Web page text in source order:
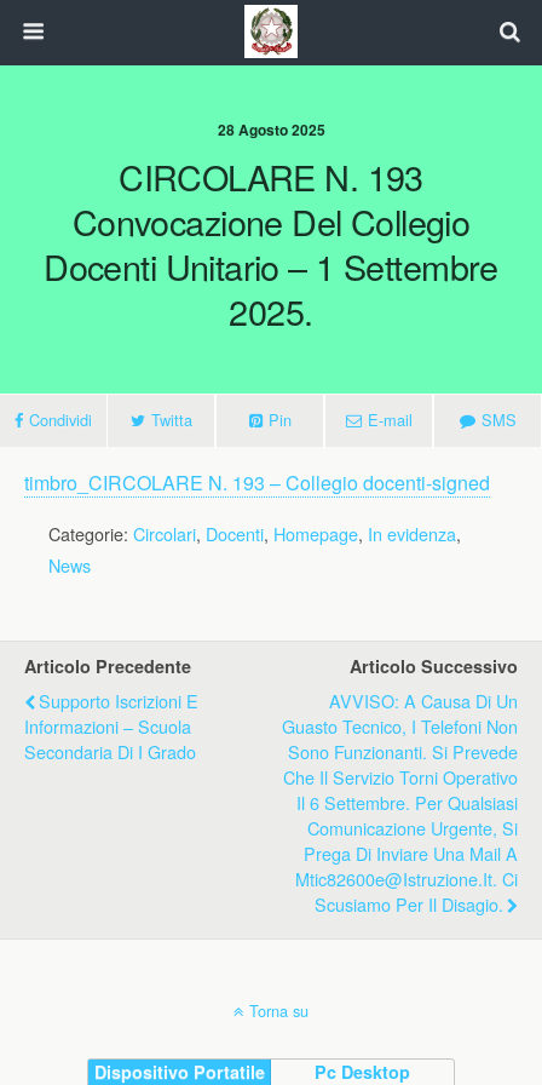
28 Agosto 2025
CIRCOLARE N. 193
Convocazione Del Collegio
Docenti Unitario – 1 Settembre
2025.
Condividi Twitta Pin E-mail SMS
timbro_CIRCOLARE N. 193 – Collegio docenti-signed
Categorie: Circolari, Docenti, Homepage, In evidenza,
News
Articolo Precedente
Supporto Iscrizioni E
Informazioni – Scuola
Secondaria Di I Grado
Articolo Successivo
AVVISO: A Causa Di Un
Guasto Tecnico, I Telefoni Non
Sono Funzionanti. Si Prevede
Che Il Servizio Torni Operativo
Il 6 Settembre. Per Qualsiasi
Comunicazione Urgente, Si
Prega Di Inviare Una Mail A
Mtic82600e@istruzione.it. Ci
Scusiamo Per Il Disagio.
Torna su
Dispositivo Portatile Pc Desktop